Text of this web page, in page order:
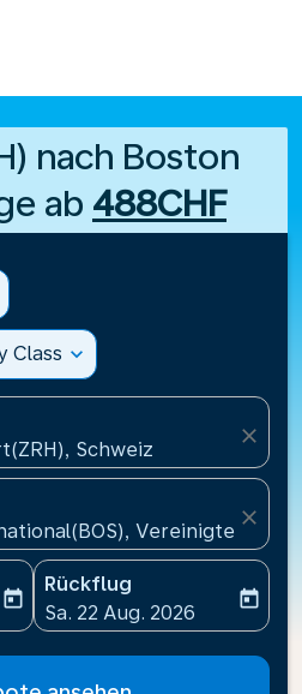
nach Boston
ab 488CHF
Class expand_more
Schweiz
close
Vereinigte
close
date-aria-label
today
Rückflug
fc-booking-return-date-
Sa. 22 Aug. 2026
today